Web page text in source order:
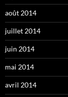
août 2014
juillet 2014
juin 2014
mai 2014
avril 2014